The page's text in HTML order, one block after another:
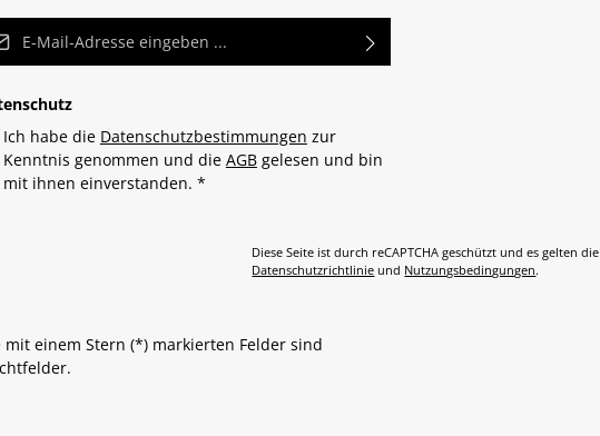
Adresse*
Ich habe die Datenschutzbestimmungen zur
Kenntnis genommen und die AGBgelesen und bin
mit ihnen einverstanden. *
Diese Seite ist durch reCAPTCHA geschützt und es gelten die
Datenschutzrichtlinie und Nutzungsbedingungen.
mit einem Stern (*) markierten Felder sind